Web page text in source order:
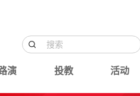
演 投教 活动